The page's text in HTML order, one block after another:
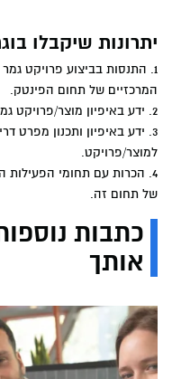
יתרונות שיקבלו
1. התנסות בביצוע פרויקט
המרכזיים של תחום הפינטק.
2. ידע באיפיון מוצר/פרויקט גמר.
3. ידע באיפיון ותכנון מפרט
למוצר/פרויקט.
4. הכרות עם תחומי הפעילות
של תחום זה.
כתבות
אותך